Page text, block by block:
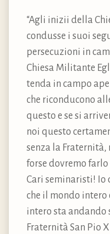
“Agli inizii della
condusse i suoi
persecuzioni in
Chiesa Militante
tenda in campo
che riconducono
questo e se si
noi questo
senza la Fraternità,
forse dovremo farlo
Cari seminaristi! Io
che il mondo intero
intero sta andando
Fraternità San Pio